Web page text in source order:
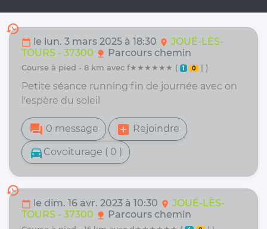
history
calendar_today le lun. 3 mars 2025 à 18:30 location_on JOUÉ-LÈS-
TOURS - 37300 nature Parcours chemin
course à pied - 8 km avec f★★★★★★ ( 1 0 | )
Petite séance running fin de journée avec on
l'espère du soleil
forum 0 message add_box Rejoindre
directions_car Covoiturage ( 0 )
history
calendar_today le dim. 16 avr. 2023 à 10:30 location_on JOUÉ-LÈS-
TOURS - 37300 nature Parcours chemin